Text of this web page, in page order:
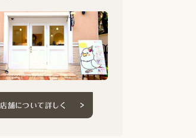
店舗について詳しく